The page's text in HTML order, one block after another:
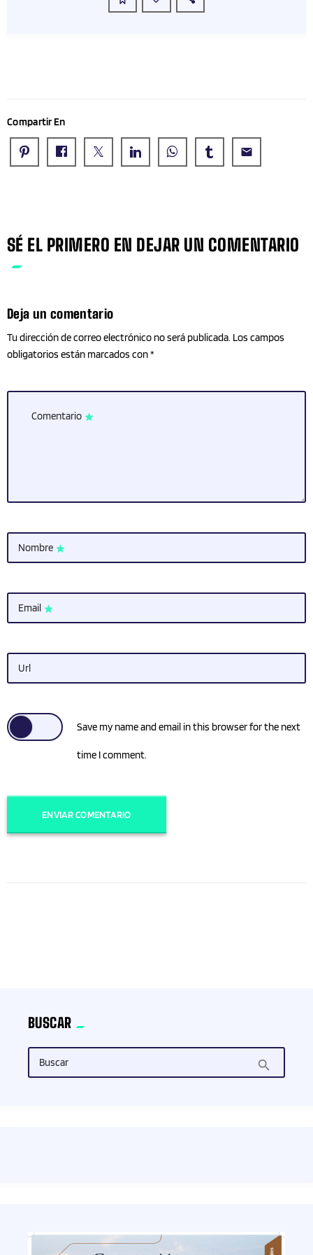
Compartir En
email
SÉ EL PRIMERO EN DEJAR UN COMENTARIO
Deja un comentario
Tu dirección de correo electrónico no será publicada. Los campos
obligatorios están marcados con *
Comentario star
Nombre star
Email star
Url
Save my name and email in this browser for the next
time I comment.
BUSCAR
Buscar search